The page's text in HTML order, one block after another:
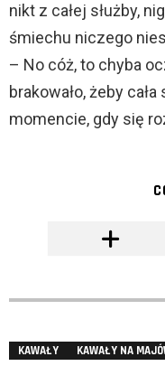
nikt z całej służby,
śmiechu niczego
– No cóż, to chyba
brakowało, żeby
momencie, gdy się
KAWAŁY KAWAŁY NA